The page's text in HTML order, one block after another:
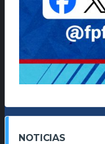
NOTICIAS